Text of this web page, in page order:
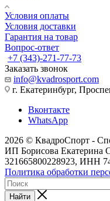
Условия оплаты
Условия доставки
Гарантия на товар
Вопрос-ответ
+7 (343)-271-77-73
Заказать звонок
info@kvadrosport.com
г. Екатеринбург,
Вконтакте
WhatsApp
2026 © КвадроСпорт -
ИП Борисова Екатерина
321665800228923, ИНН
Политика обработки
Найти